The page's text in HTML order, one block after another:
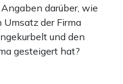
darüber, wie
Umsatz der Firma
und den
gesteigert hat?